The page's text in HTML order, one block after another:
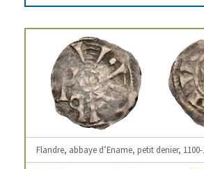
Flandre, abbaye d’Ename, petit denier, 1100-